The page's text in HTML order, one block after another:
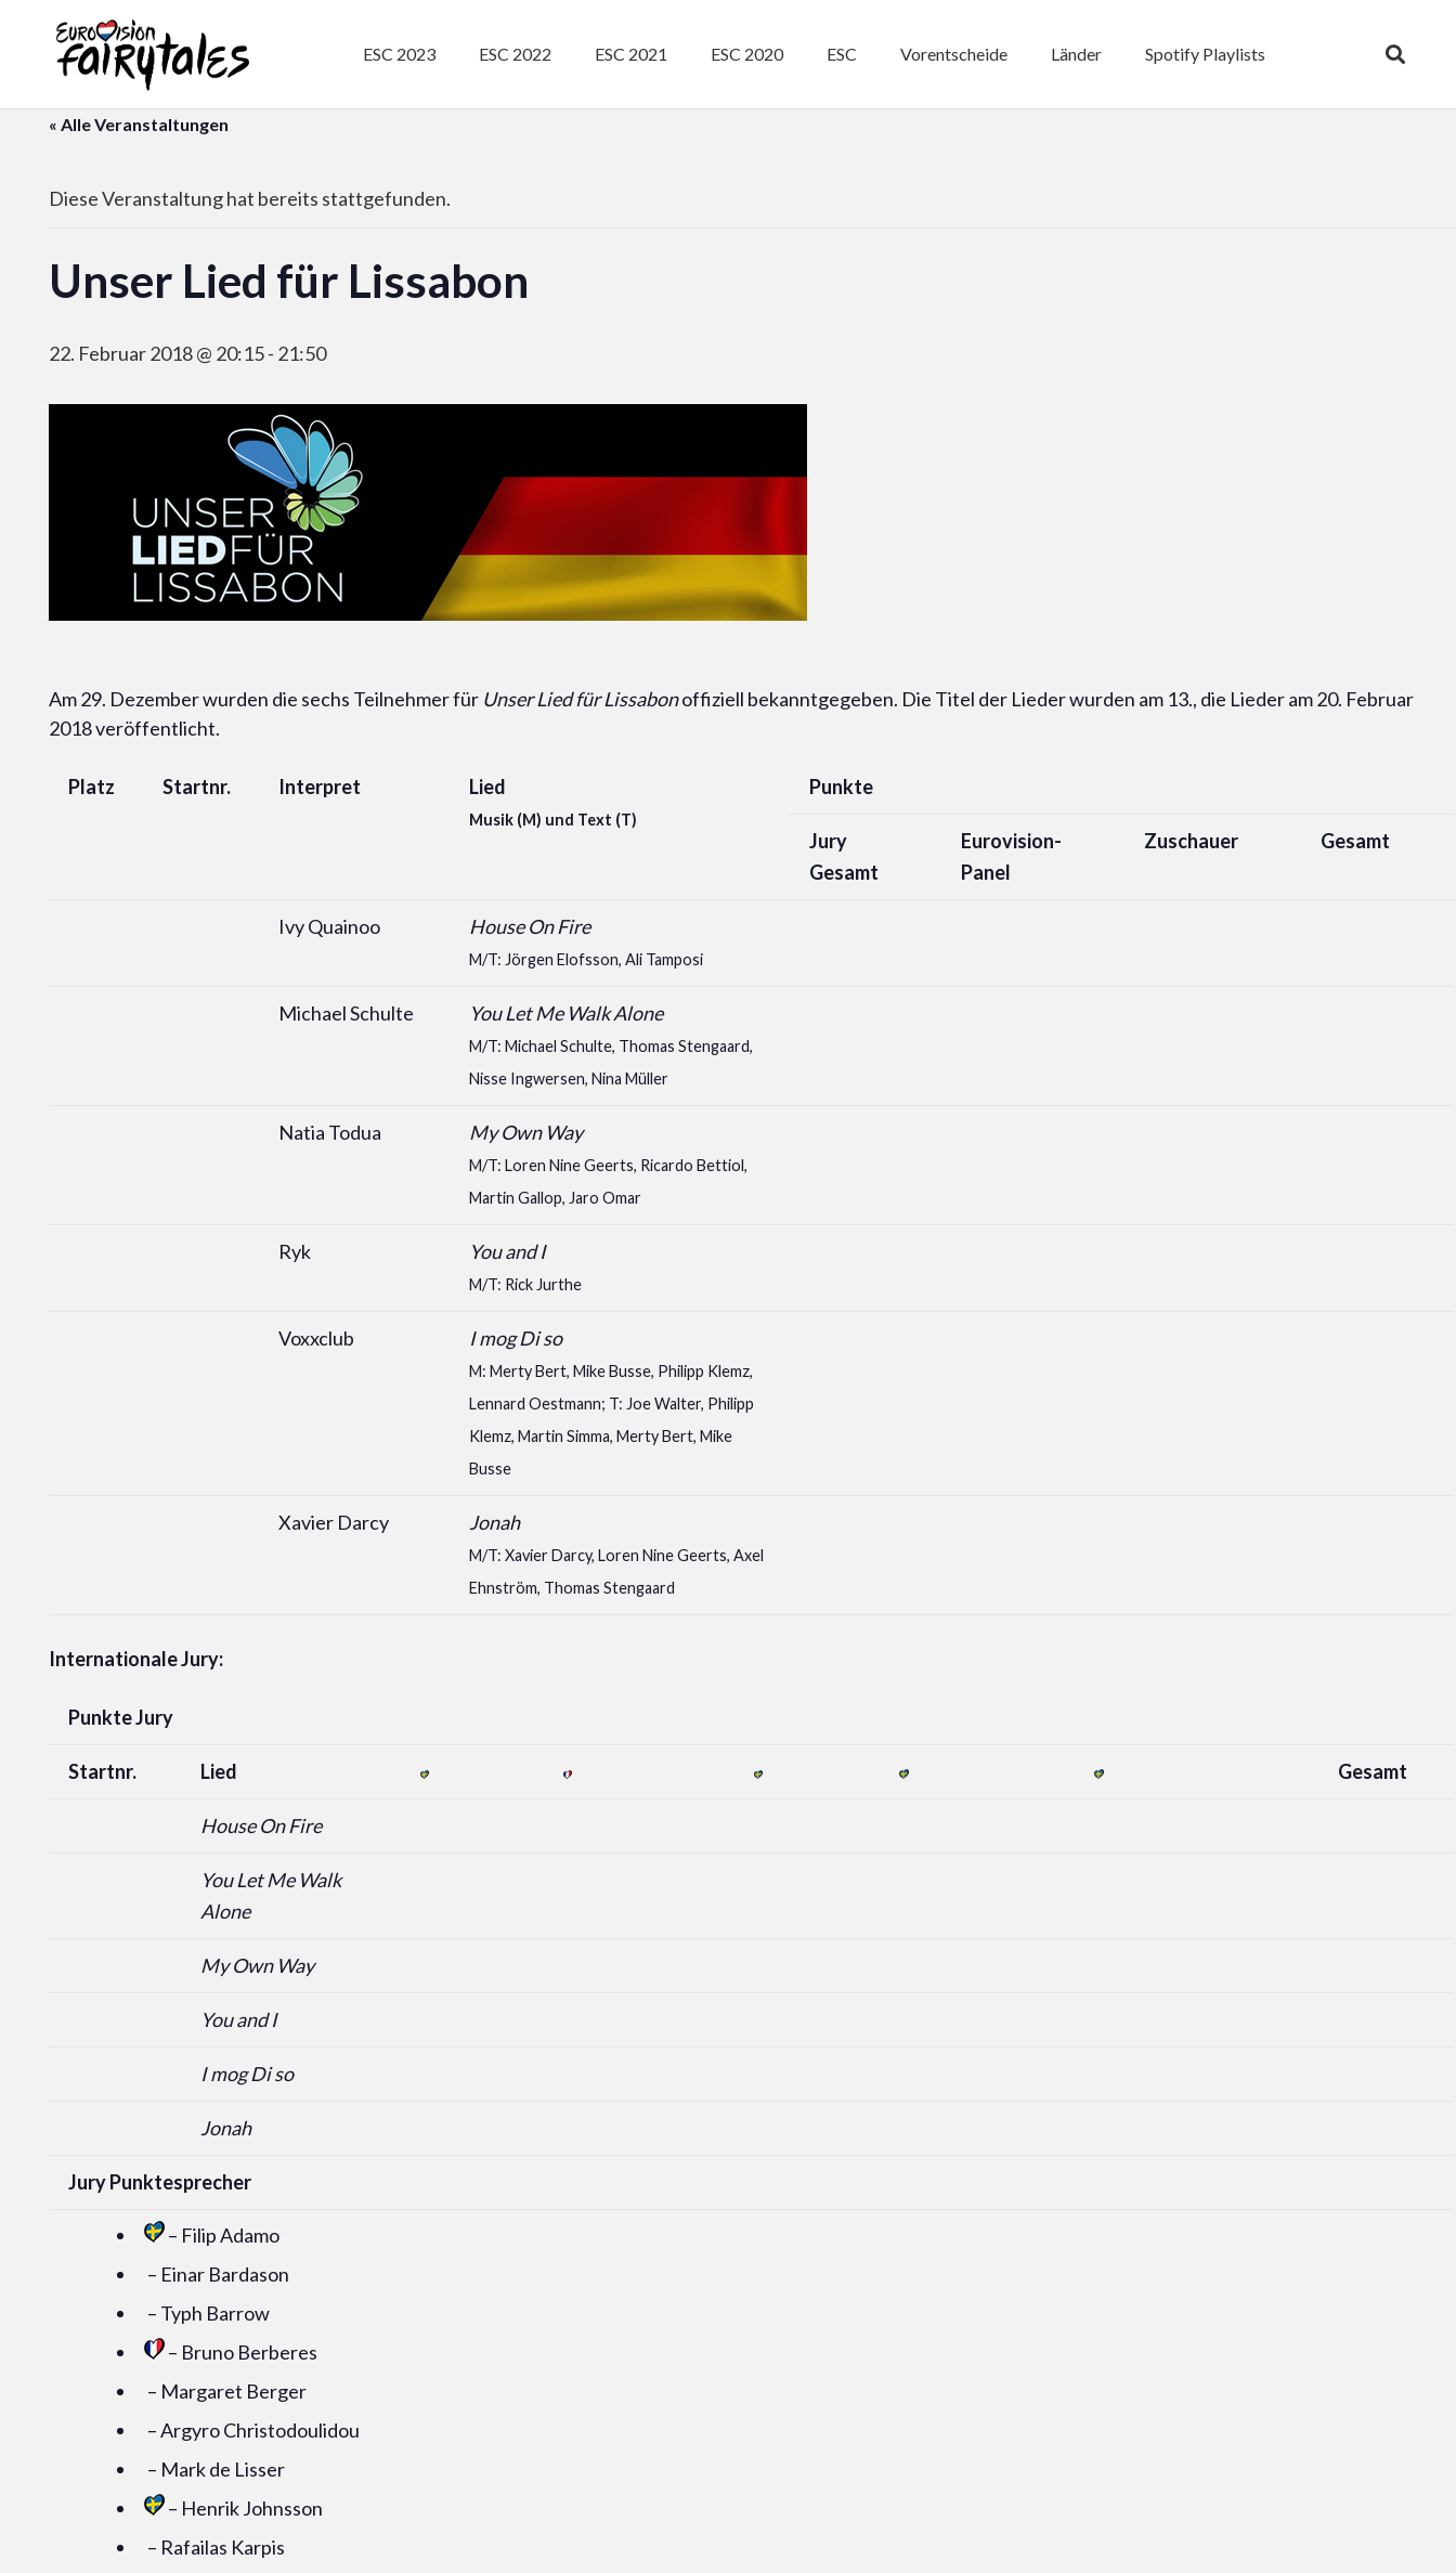
ESC 2023 ESC 2022 ESC 2021 ESC 2020 ESC Vorentscheide Länder Spotify Playlists
« Alle Veranstaltungen
Diese Veranstaltung hat bereits stattgefunden.
Unser Lied für Lissabon
22. Februar 2018 @ 20:15- 21:50
Am 29. Dezember wurden die sechs Teilnehmer für Unser Lied für Lissabonoffiziell bekanntgegeben. Die Titel der Lieder wurden am 13., die Lieder am 20. Februar
2018 veröffentlicht.
Platz Startnr. Interpret Lied
Musik (M) und Text (T)
Punkte
Jury
Gesamt
Eurovision-
Panel
Zuschauer Gesamt
Ivy Quainoo House On Fire
M/T: Jörgen Elofsson, Ali Tamposi
Michael Schulte You Let Me Walk Alone
M/T: Michael Schulte, Thomas Stengaard,
Nisse Ingwersen, Nina Müller
Natia Todua My Own Way
M/T: Loren Nine Geerts, Ricardo Bettiol,
Martin Gallop, Jaro Omar
Ryk You and I
M/T: Rick Jurthe
Voxxclub I mog Di so
M: Merty Bert, Mike Busse, Philipp Klemz,
Lennard Oestmann; T: Joe Walter, Philipp
Klemz, Martin Simma, Merty Bert, Mike
Busse
Xavier Darcy Jonah
M/T: Xavier Darcy, Loren Nine Geerts, Axel
Ehnström, Thomas Stengaard
Internationale Jury:
Punkte Jury
Startnr. Lied Gesamt
House On Fire
You Let Me Walk
Alone
My Own Way
You and I
I mog Di so
Jonah
Jury Punktesprecher
– Filip Adamo
– Einar Bardason
– Typh Barrow
– Bruno Berberes
– Margaret Berger
– Argyro Christodoulidou
– Mark de Lisser
– Henrik Johnsson
– Rafailas Karpis